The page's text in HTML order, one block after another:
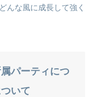
んな風に成長して強く
パーティにつ
いて